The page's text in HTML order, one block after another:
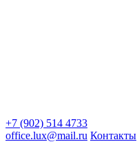
+7 (902) 514 4733
office.lux@mail.ru Контакты